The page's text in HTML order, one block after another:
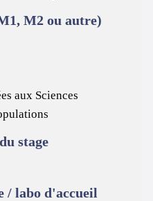
M2 ou autre)
aux Sciences
stage
/ labo d'accueil